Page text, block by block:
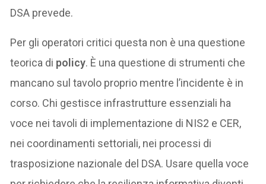
DSA prevede.
Per gli operatori critici questa non è una questione
teorica di policy. È una questione di strumenti che
mancano sul tavolo proprio mentre l’incidente è in
corso. Chi gestisce infrastrutture essenziali ha
voce nei tavoli di implementazione di NIS2 e CER,
nei coordinamenti settoriali, nei processi di
trasposizione nazionale del DSA. Usare quella voce